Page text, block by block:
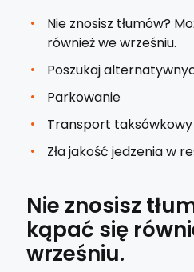
Nie znosisz tłumów?
również we wrześniu.
Poszukaj
Parkowanie
Transport taksówkowy
Zła jakość jedzenia w
Nie znosisz
kąpać się
wrześniu.